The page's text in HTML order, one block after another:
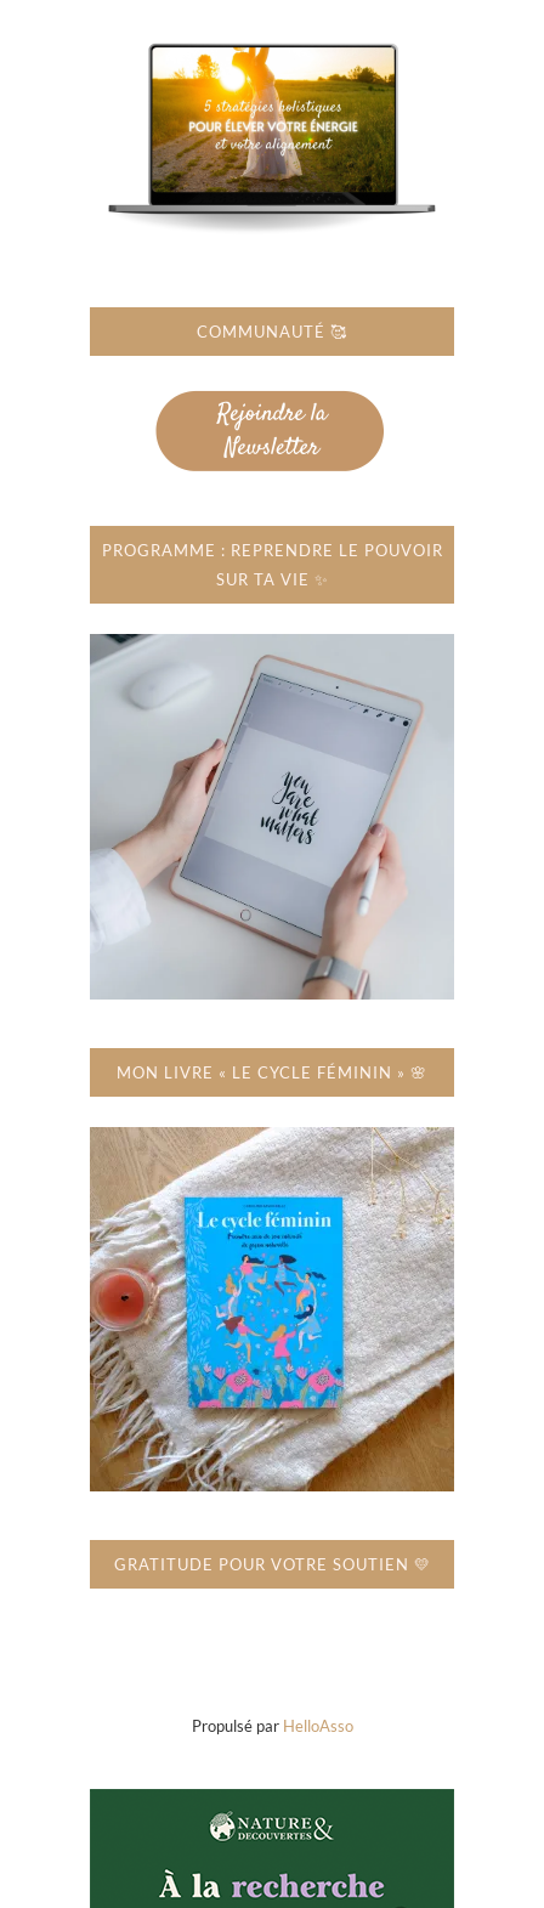
COMMUNAUTÉ 🥰
PROGRAMME : REPRENDRE LE POUVOIR
SUR TA VIE ✨
MON LIVRE « LE CYCLE FÉMININ » 🌸
GRATITUDE POUR VOTRE SOUTIEN 💛
Propulsé par HelloAsso